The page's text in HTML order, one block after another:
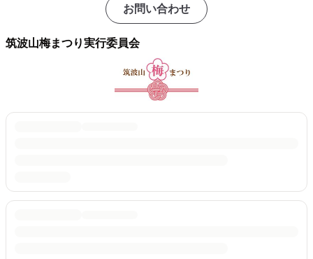
お問い合わせ
筑波山梅まつり実行委員会